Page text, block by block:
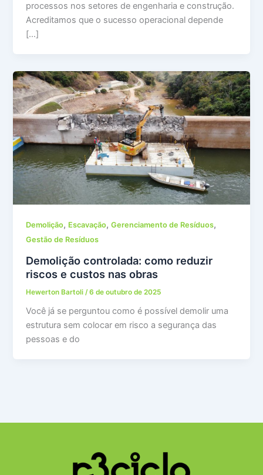
processos nos setores de engenharia e construção.
Acreditamos que o sucesso operacional depende
[…]
Demolição, Escavação,Gerenciamento de Resíduos,
Gestão de Resíduos
Demolição controlada: como reduzir
riscos e custos nas obras
Hewerton Bartoli /6 de outubro de 2025
Você já se perguntou como é possível demolir uma
estrutura sem colocar em risco a segurança das
pessoas e do